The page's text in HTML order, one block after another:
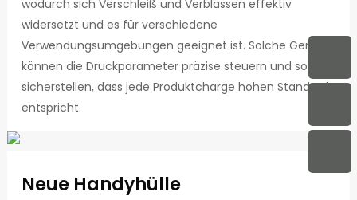
wodurch sich Verschleiß und Verblassen effektiv
widersetzt und es für verschiedene
Verwendungsumgebungen geeignet ist. Solche Geräte
können die Druckparameter präzise steuern und so
sicherstellen, dass jede Produktcharge hohen Standards
entspricht.
Neue Handyhülle